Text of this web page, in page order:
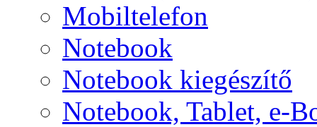
Mobiltelefon
Notebook
Notebook kiegészítő
Notebook, Tablet, e-